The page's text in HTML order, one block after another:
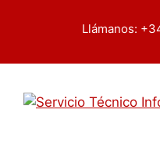
Buscar
Llámanos: